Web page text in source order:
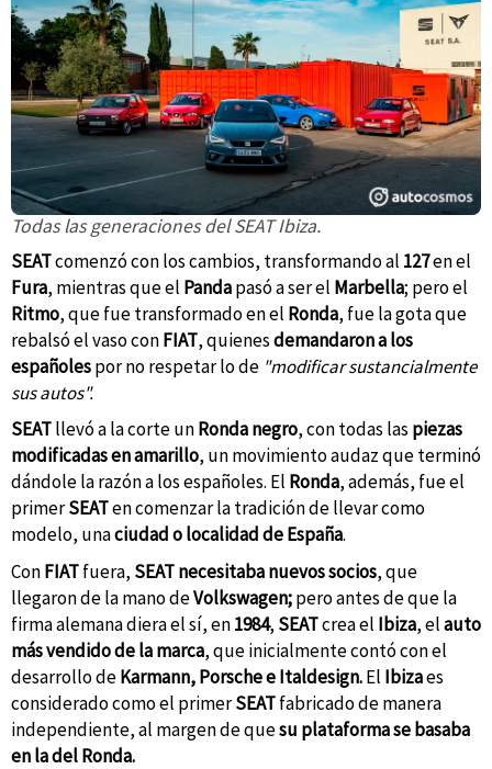
Todas las generaciones del SEAT Ibiza.
SEATcomenzó con los cambios, transformando al 127en el
Fura, mientras que el Pandapasó a ser el Marbella; pero el
Ritmo, que fue transformado en el Ronda, fue la gota que
rebalsó el vaso conFIAT, quienesdemandaron a los
españolespor no respetar lo de "modificar sustancialmente
sus autos".
SEATllevó a la corte unRonda negro, con todas las piezas
modificadas en amarillo, un movimiento audaz que terminó
dándole la razón a los españoles. El Ronda, además, fue el
primerSEATen comenzar la tradición de llevar como
modelo, unaciudad o localidad de España.
ConFIATfuera, SEAT necesitabanuevos socios, que
llegaron de la mano deVolkswagen;pero antes de que la
firma alemana diera el sí,en1984, SEATcrea el Ibiza, elauto
más vendido de la marca, que inicialmente contó con el
desarrollo deKarmann, Porsche e Italdesign.El Ibizaes
considerado como el primerSEATfabricado de manera
independiente, al margen de quesu plataforma se basaba
en la del Ronda.